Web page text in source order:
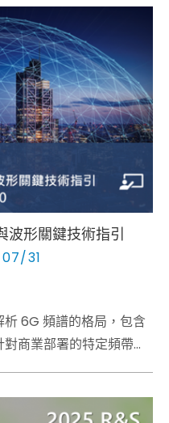
形關鍵技術指引
31
6G 頻譜的格局，包含
商業部署的特定頻帶。